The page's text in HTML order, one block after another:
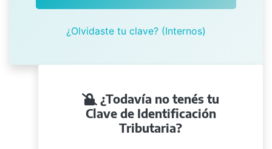
¿Olvidaste tu clave? (Internos)
¿Todavía no tenés tu
Clave de Identificación
Tributaria?